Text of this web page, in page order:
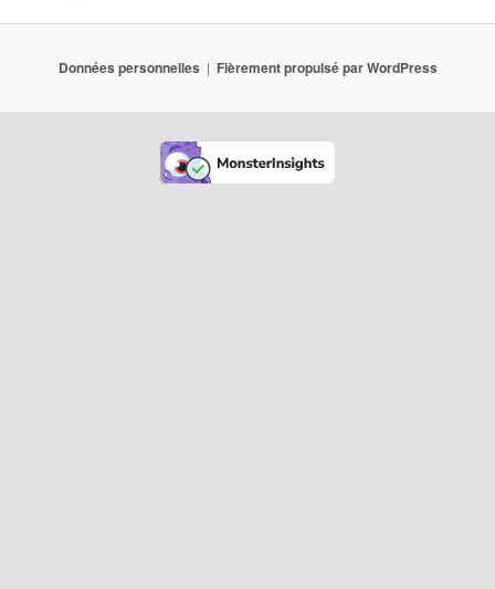
Données personnelles Fièrement propulsé par WordPress